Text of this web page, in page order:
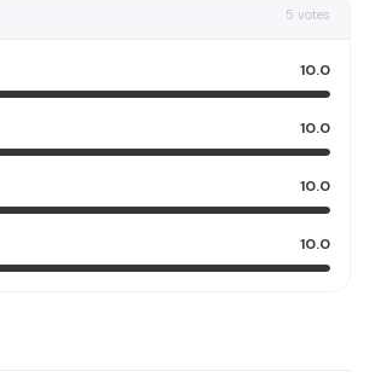
5 votes
10.0
10.0
10.0
10.0